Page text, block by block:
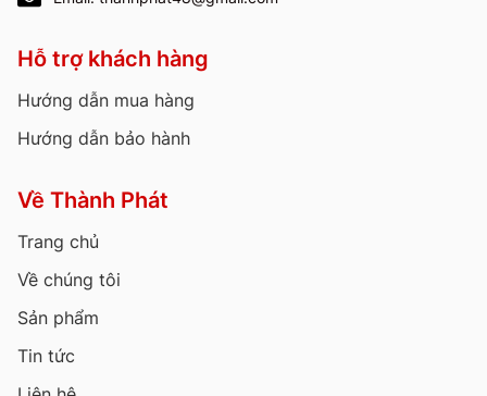
Hỗ trợ khách hàng
Hướng dẫn mua hàng
Hướng dẫn bảo hành
Về Thành Phát
Trang chủ
Về chúng tôi
Sản phẩm
Tin tức